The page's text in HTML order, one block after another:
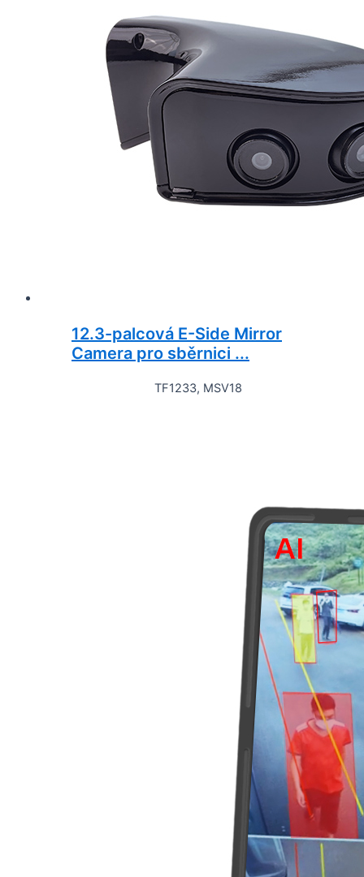
12.3-palcová E-Side Mirror
Camera pro sběrnici ...
TF1233, MSV18